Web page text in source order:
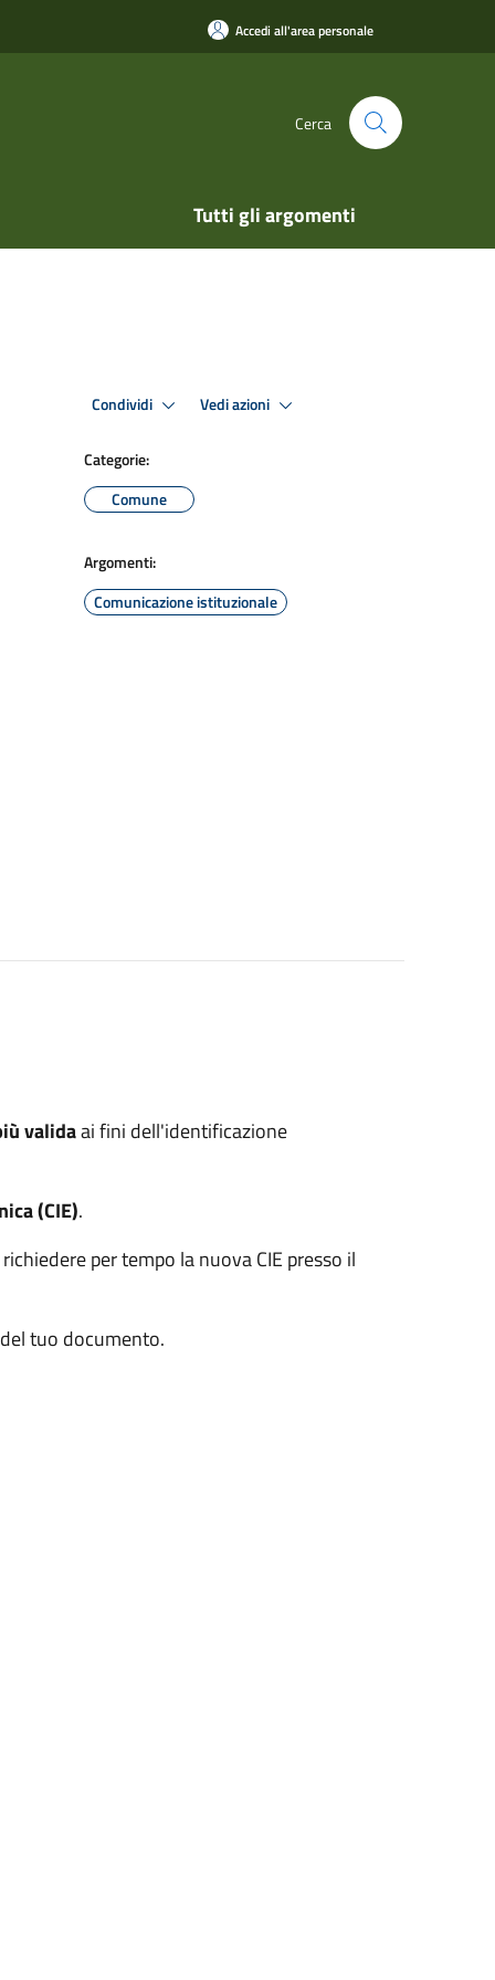
Accedi all'area personale
Cerca
Tutti gli argomenti
Condividi Vedi azioni
Categorie:
Comune
Argomenti:
Comunicazione istituzionale
validaai fini dell'identificazione
(CIE).
per tempo la nuova CIE presso il
tuo documento.